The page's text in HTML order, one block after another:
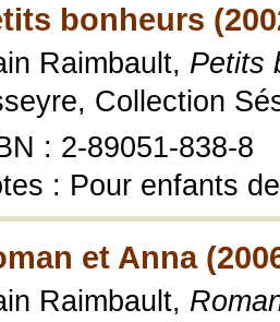
bonheurs
Raimbault, Petits
Collection
: 2-89051-838-8
: Pour enfants
et Anna
Raimbault,